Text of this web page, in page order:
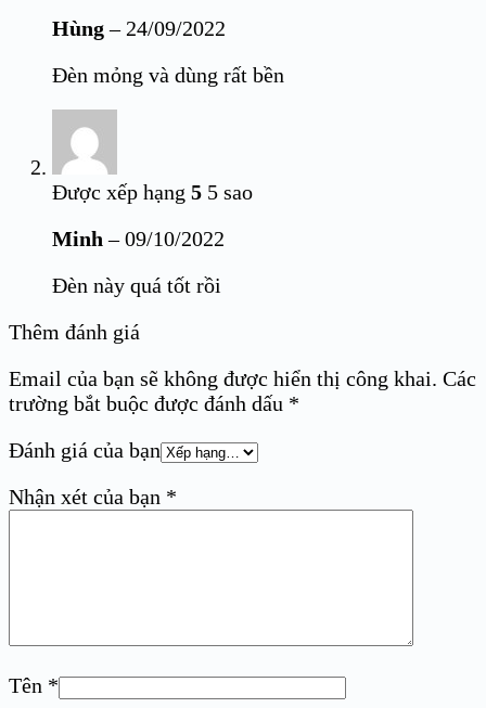
Hùng– 24/09/2022
Đèn mỏng và dùng rất bền
Được xếp hạng 5 5 sao
Minh– 09/10/2022
Đèn này quá tốt rồi
Thêm đánh giá
Email của bạn sẽ không được hiển thị công khai. Các
trường bắt buộc được đánh dấu *
Đánh giá của bạn
Nhận xét của bạn *
Tên *